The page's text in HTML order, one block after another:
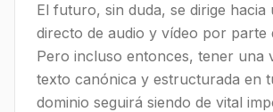
El futuro, sin duda, se dirige hacia
directo de audio y vídeo por parte
Pero incluso entonces, tener una
texto canónica y estructurada en
dominio seguirá siendo de vital